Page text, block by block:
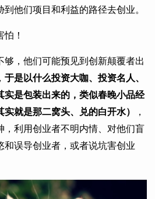
他们项目和利益的路径去创业。
！
够，他们可能预见到创新颠覆者出
于是以什么投资大咖、投资名人、
实是包装出来的，类似春晚小品经
就是那二窝头、兑的白开水）
，
，利用创业者不明内情、对他们盲
和误导创业者，或者说坑害创业